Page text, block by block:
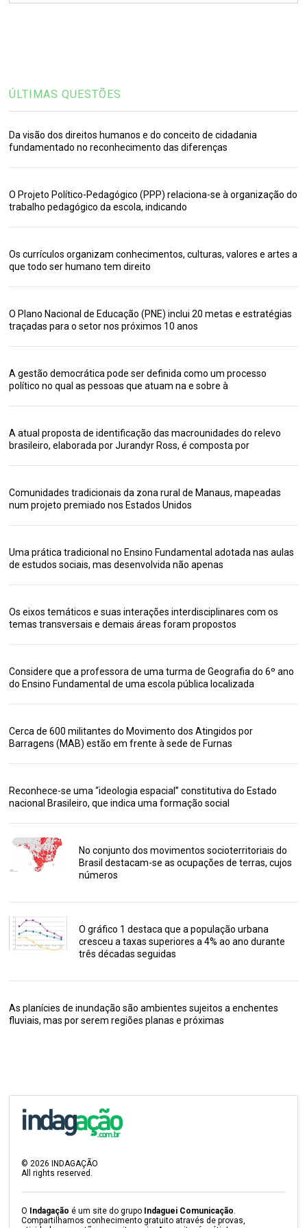
ÚLTIMAS QUESTÕES
Da visão dos direitos humanos e do conceito de cidadania
fundamentado no reconhecimento das diferenças
O Projeto Político-Pedagógico (PPP) relaciona-se à organização do
trabalho pedagógico da escola, indicando
Os currículos organizam conhecimentos, culturas, valores e artes a
que todo ser humano tem direito
O Plano Nacional de Educação (PNE) inclui 20 metas e estratégias
traçadas para o setor nos próximos 10 anos
A gestão democrática pode ser definida como um processo
político no qual as pessoas que atuam na e sobre à
A atual proposta de identificação das macrounidades do relevo
brasileiro, elaborada por Jurandyr Ross, é composta por
Comunidades tradicionais da zona rural de Manaus, mapeadas
num projeto premiado nos Estados Unidos
Uma prática tradicional no Ensino Fundamental adotada nas aulas
de estudos sociais, mas desenvolvida não apenas
Os eixos temáticos e suas interações interdisciplinares com os
temas transversais e demais áreas foram propostos
Considere que a professora de uma turma de Geografia do 6º ano
do Ensino Fundamental de uma escola pública localizada
Cerca de 600 militantes do Movimento dos Atingidos por
Barragens (MAB) estão em frente à sede de Furnas
Reconhece-se uma “ideologia espacial” constitutiva do Estado
nacional Brasileiro, que indica uma formação social
No conjunto dos movimentos socioterritoriais do
Brasil destacam-se as ocupações de terras, cujos
números
O gráfico 1 destaca que a população urbana
cresceu a taxas superiores a 4% ao ano durante
três décadas seguidas
As planícies de inundação são ambientes sujeitos a enchentes
fluviais, mas por serem regiões planas e próximas
©2026 INDAGAÇÃO
All rights reserved.
O Indagação é um site do grupo Indaguei Comunicação.
Compartilhamos conhecimento gratuito através de provas,